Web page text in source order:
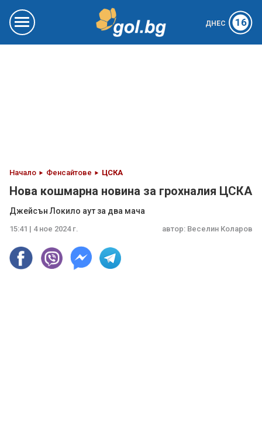
ДНЕС 16
Начало Фенсайтове ЦСКА
Нова кошмарна новина за грохналия ЦСКА
Джейсън Локило аут за два мача
15:41 | 4 ное 2024 г. автор: Веселин Коларов